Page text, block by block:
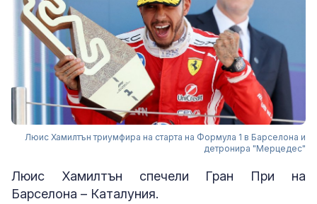
Люис Хамилтън триумфира на старта на Формула 1 в Барселона и
детронира "Мерцедес"
Люис Хамилтън спечели Гран При на
Барселона – Каталуния.